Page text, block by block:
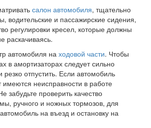
салон автомобиля, тщательно
водительские и пассажирские сидения,
регулировки кресел, которые должны
раскачиваясь.
автомобиля на ходовой части. Чтобы
в амортизаторах следует сильно
резко отпустить. Если автомобиль
имеются неисправности в работе
забудьте проверить качество
ручного и ножных тормозов, для
на въезд и остановку на